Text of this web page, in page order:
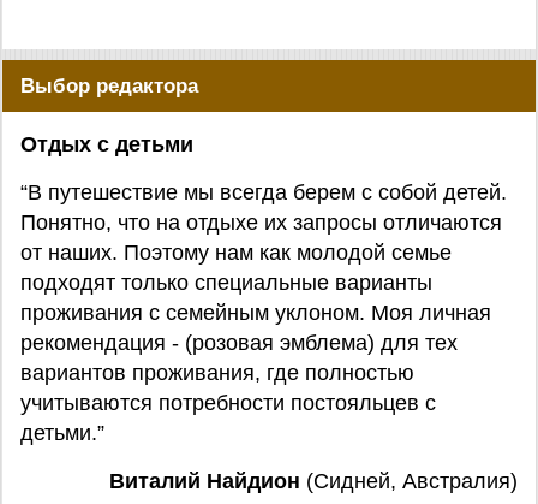
Выбор редактора
Отдых с детьми
“В путешествие мы всегда берем с собой детей.
Понятно, что на отдыхе их запросы отличаются
от наших. Поэтому нам как молодой семье
подходят только специальные варианты
проживания с семейным уклоном. Моя личная
рекомендация - (розовая эмблема) для тех
вариантов проживания, где полностью
учитываются потребности постояльцев с
детьми.”
Виталий Найдион (Сидней, Австралия)